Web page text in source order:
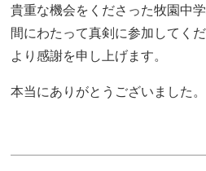
貴重な機会をくださった牧園中
間にわたって真剣に参加してく
より感謝を申し上げます。
本当にありがとうございました。